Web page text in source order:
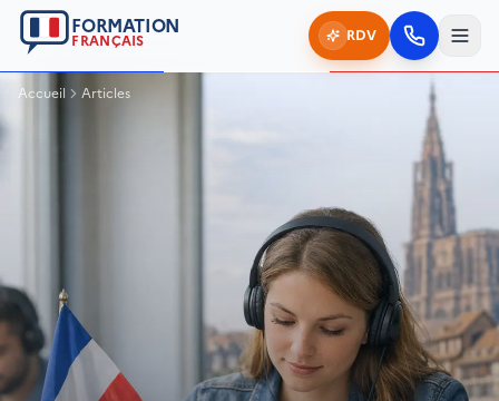
FORMATION
FRANÇAIS RDV
Accueil Articles